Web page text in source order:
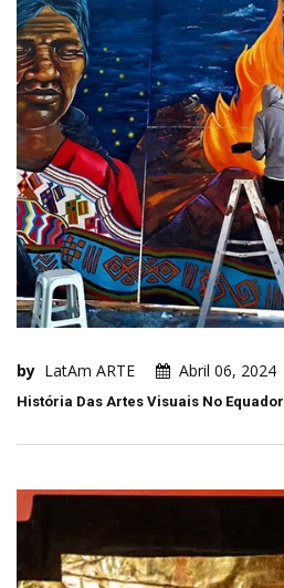
by LatAm ARTE Abril 06, 2024
História Das Artes Visuais No Equador